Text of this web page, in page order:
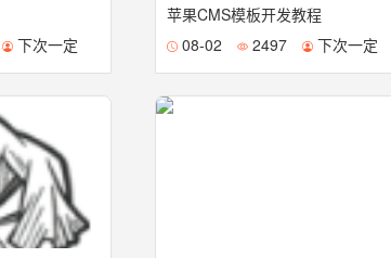
下次一定
苹果CMS模板开发教程
08-02
2497 下次一定